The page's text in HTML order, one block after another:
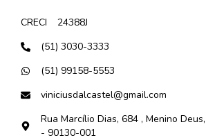
CRECI
24388J
(51) 3030-3333
(51) 99158-5553
viniciusdalcastel@gmail.com
Rua Marcílio Dias, 684 , Menino
- 90130-001